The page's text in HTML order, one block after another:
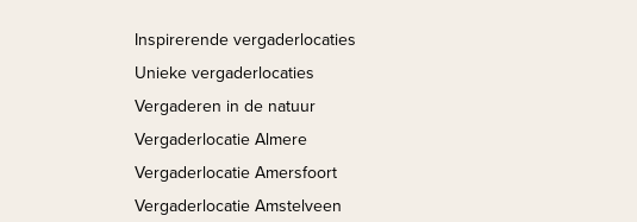
Inspirerende vergaderlocaties
Unieke vergaderlocaties
Vergaderen in de natuur
Vergaderlocatie Almere
Vergaderlocatie Amersfoort
Vergaderlocatie Amstelveen